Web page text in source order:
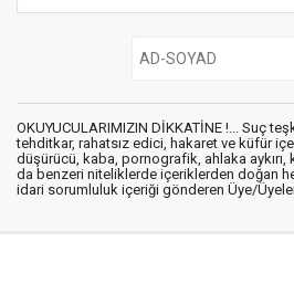
OKUYUCULARIMIZIN DİKKATİNE !... Suç
tehditkar, rahatsız edici, hakaret ve küfür
düşürücü, kaba, pornografik, ahlaka aykırı,
da benzeri niteliklerde içeriklerden doğan
idari sorumluluk içeriği gönderen Üye/